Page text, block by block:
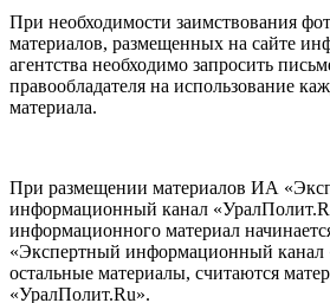
При необходимости заимствования
материалов, размещенных на сайте
агентства необходимо запросить
правообладателя на использование
материала.
При размещении материалов ИА
информационный канал
информационного материал
«Экспертный информационный канал
остальные материалы, считаются
«УралПолит.Ru».